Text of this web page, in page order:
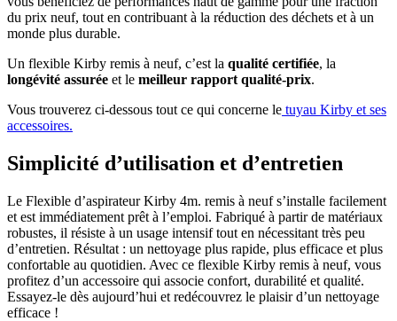
du prix neuf, tout en contribuant à la réduction des déchets et à un
monde plus durable.
Un flexible Kirby remis à neuf, c’est la qualité certifiée, la
longévité assurée et le meilleur rapport qualité-prix.
Vous trouverez ci-dessous tout ce qui concerne le tuyau Kirby et ses
accessoires.
Simplicité d’utilisation et d’entretien
Le Flexible d’aspirateur Kirby 4m. remis à neuf s’installe facilement
et est immédiatement prêt à l’emploi. Fabriqué à partir de matériaux
robustes, il résiste à un usage intensif tout en nécessitant très peu
d’entretien. Résultat : un nettoyage plus rapide, plus efficace et plus
confortable au quotidien. Avec ce flexible Kirby remis à neuf, vous
profitez d’un accessoire qui associe confort, durabilité et qualité.
Essayez-le dès aujourd’hui et redécouvrez le plaisir d’un nettoyage
efficace !